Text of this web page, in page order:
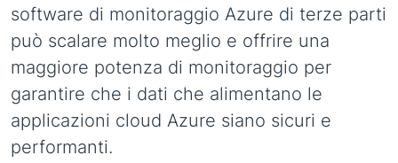
software di monitoraggio Azure di terze parti
può scalare molto meglio e offrire una
maggiore potenza di monitoraggio per
garantire che i dati che alimentano le
applicazioni cloud Azure siano sicuri e
performanti.